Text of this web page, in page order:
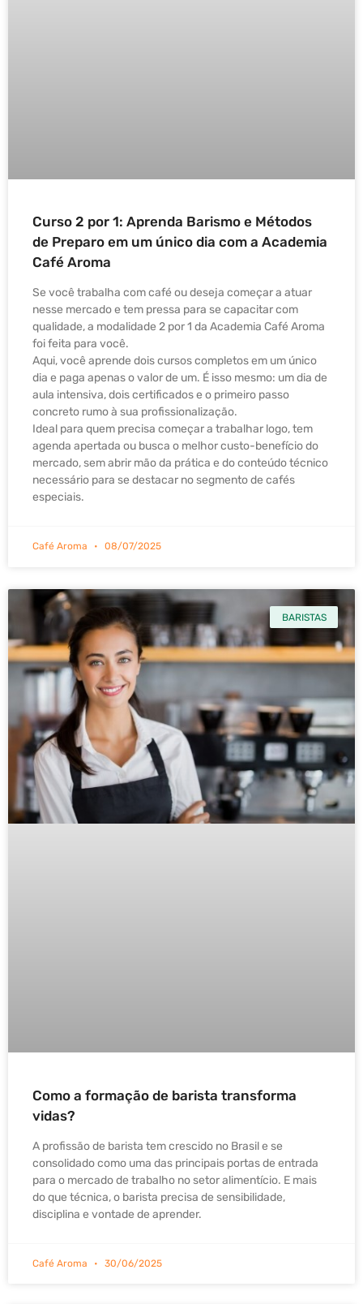
Curso 2 por 1: Aprenda Barismo e Métodos
de Preparo em um único dia com a Academia
Café Aroma
Se você trabalha com café ou deseja começar a atuar
nesse mercado e tem pressa para se capacitar com
qualidade, a modalidade 2 por 1 da Academia Café Aroma
foi feita para você.
Aqui, você aprende dois cursos completos em um único
dia e paga apenas o valor de um. É isso mesmo: um dia de
aula intensiva, dois certificados e o primeiro passo
concreto rumo à sua profissionalização.
Ideal para quem precisa começar a trabalhar logo, tem
agenda apertada ou busca o melhor custo-benefício do
mercado, sem abrir mão da prática e do conteúdo técnico
necessário para se destacar no segmento de cafés
especiais.
Café Aroma 08/07/2025
BARISTAS
Como a formação de barista transforma
vidas?
A profissão de barista tem crescido no Brasil e se
consolidado como uma das principais portas de entrada
para o mercado de trabalho no setor alimentício. E mais
do que técnica, o barista precisa de sensibilidade,
disciplina e vontade de aprender.
Café Aroma 30/06/2025